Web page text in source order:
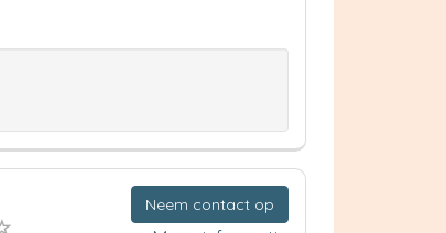
Neem contact op